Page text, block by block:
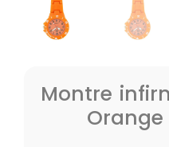
Montre